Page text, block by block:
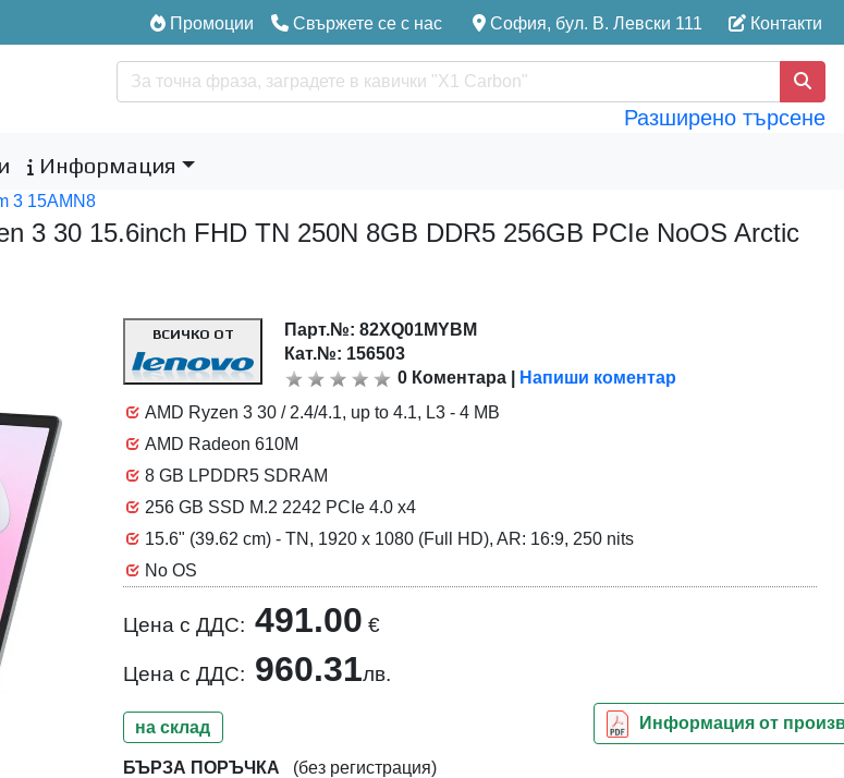
Промоции Свържете се с нас София, бул. В. Левски 111 Контакти
Разширено търсене
Информация
3 15AMN8
3 30 15.6inch FHD TN 250N 8GB DDR5 256GB PCIe NoOS Arctic
ВСИЧКО ОТ Парт.№: 82XQ01MYBM
Кат.№: 156503
0 Коментара
Напиши коментар
AMD Ryzen 3 30 / 2.4/4.1, up to 4.1, L3 - 4 MB
AMD Radeon 610M
8 GB LPDDR5 SDRAM
256 GB SSD M.2 2242 PCIe 4.0 x4
15.6" (39.62 cm) - TN, 1920 x 1080 (Full HD), AR: 16:9, 250 nits
No OS
Цена с ДДС: 491.00 €
Цена с ДДС: 960.31лв.
на склад Информация от
БЪРЗА ПОРЪЧКА (без регистрация)